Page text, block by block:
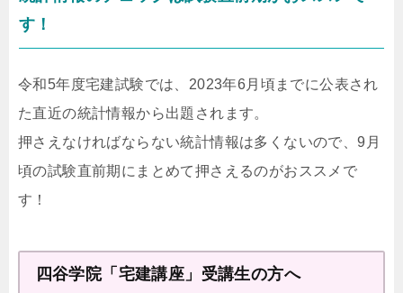
す！
令和5年度宅建試験では、2023年6月頃までに公表され
た直近の統計情報から出題されます。
押さえなければならない統計情報は多くないので、9月
頃の試験直前期にまとめて押さえるのがおススメで
す！
四谷学院「宅建講座」受講生の方へ